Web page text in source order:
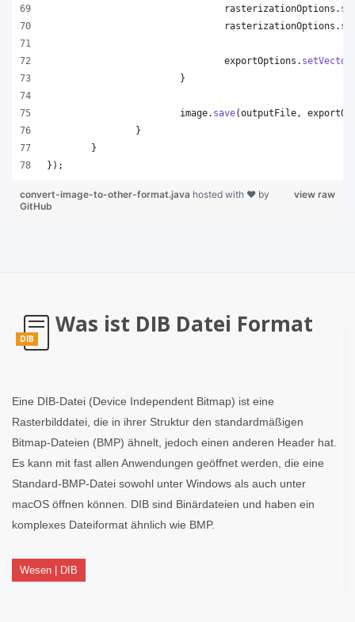
rasterizationOptions .
rasterizationOptions .
exportOptions .
			}
image. save(outputFile ,
		}
	}
});
view raw
convert-image-to-other-format.java hosted with ❤ by
GitHub
DIB
Was ist DIB Datei Format
Eine DIB-Datei (Device Independent Bitmap) ist eine
Rasterbilddatei, die in ihrer Struktur den standardmäßigen
Bitmap-Dateien (BMP) ähnelt, jedoch einen anderen Header hat.
Es kann mit fast allen Anwendungen geöffnet werden, die eine
Standard-BMP-Datei sowohl unter Windows als auch unter
macOS öffnen können. DIB sind Binärdateien und haben ein
komplexes Dateiformat ähnlich wie BMP.
Wesen | DIB